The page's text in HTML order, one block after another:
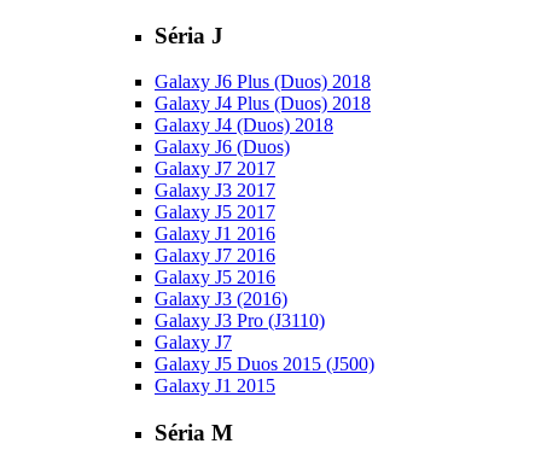
Séria J
Galaxy J6 Plus (Duos) 2018
Galaxy J4 Plus (Duos) 2018
Galaxy J4 (Duos) 2018
Galaxy J6 (Duos)
Galaxy J7 2017
Galaxy J3 2017
Galaxy J5 2017
Galaxy J1 2016
Galaxy J7 2016
Galaxy J5 2016
Galaxy J3 (2016)
Galaxy J3 Pro (J3110)
Galaxy J7
Galaxy J5 Duos 2015 (J500)
Galaxy J1 2015
Séria M